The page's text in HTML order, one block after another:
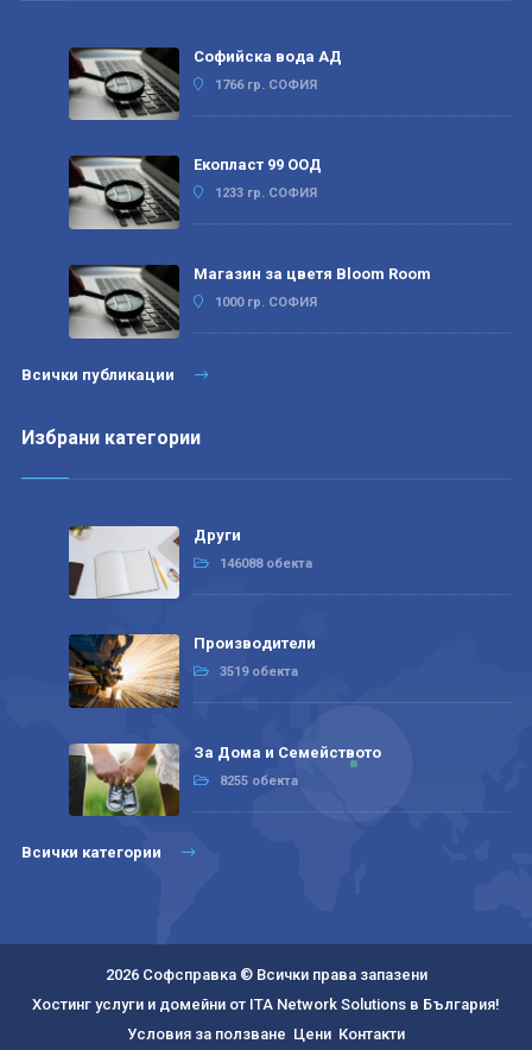
Софийска вода АД
1766 гр. СОФИЯ
Екопласт 99 ООД
1233 гр. СОФИЯ
Магазин за цветя Bloom Room
1000 гр. СОФИЯ
Всички публикации
Избрани категории
Други
146088 обекта
Производители
3519 обекта
За Дома и Семейството
8255 обекта
Всички категории
2026 Софсправка © Всички права запазени
Хостинг услуги и домейни от ITA Network Solutions в България!
Условия за ползване Цени Контакти